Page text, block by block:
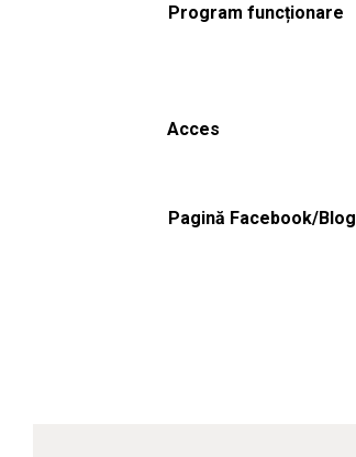
Program funcționare
Acces
Pagină Facebook/Blog